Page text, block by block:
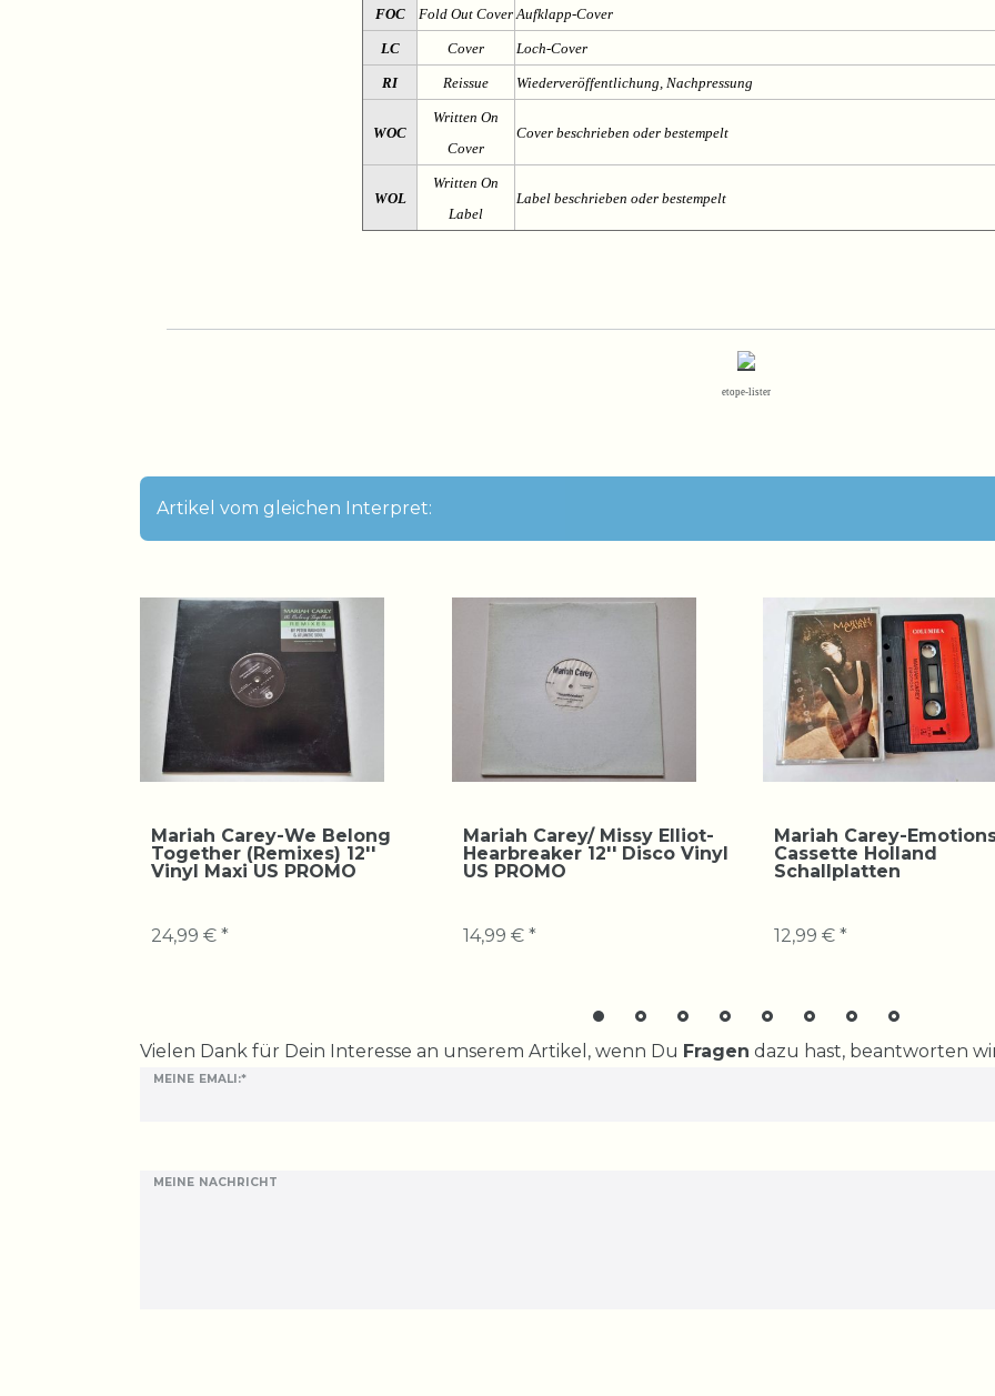
FOC Fold Out Cover Aufklapp-Cover
LC Cover Loch-Cover
RI Reissue Wiederveröffentlichung, Nachpressung
WOC
Written On
Cover
Cover beschrieben oder bestempelt
WOL
Written On
Label
Label beschrieben oder bestempelt
etope-lister
Artikel vom gleichen Interpret:
Mariah Carey-We Belong
Together (Remixes) 12''
Vinyl Maxi US PROMO
24,99 € *
Mariah Carey/ Missy Elliot-
Hearbreaker 12'' Disco Vinyl
US PROMO
14,99 € *
Mariah Carey-
Cassette Holland
Schallplatten
12,99 € *
Vielen Dank für Dein Interesse an unserem Artikel, wenn Du Fragen dazu hast, beantworten
MEINE EMALI:*
MEINE NACHRICHT
Ceres::Template.mailFormHoneypotLabel